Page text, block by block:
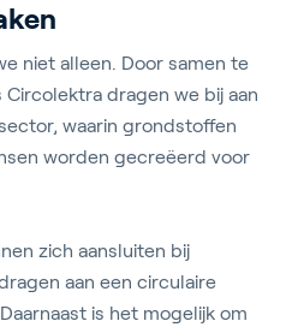
niet alleen. Door samen te
dragen we bij aan
waarin grondstoffen
worden gecreëerd voor
zich aansluiten bij
aan een circulaire
is het mogelijk om